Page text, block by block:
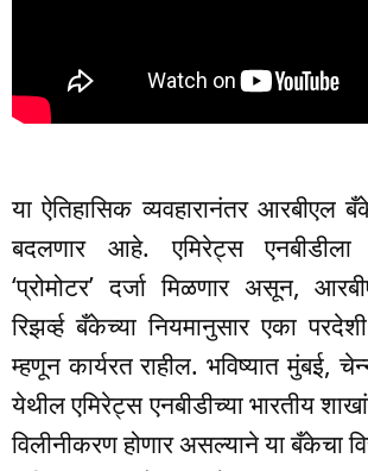
या ऐतिहासिक व्यवहारानंतर आरबीएल
बदलणार आहे. एमिरेट्स
‘प्रोमोटर’ दर्जा मिळणार असून,
रिझर्व्ह बँकेच्या नियमानुसार एका
म्हणून कार्यरत राहील. भविष्यात मुंबई,
येथील एमिरेट्स एनबीडीच्या भारतीय
विलीनीकरण होणार असल्याने या बँकेचा